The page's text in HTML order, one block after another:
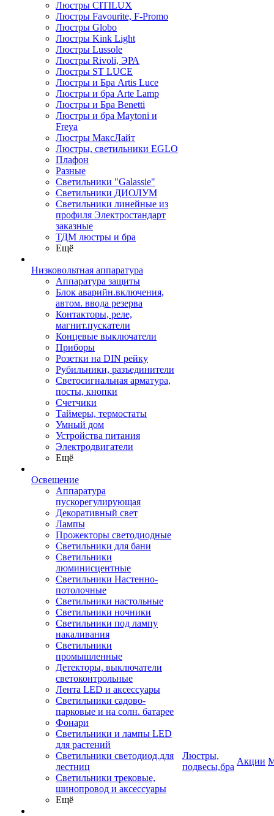
Люстры CITILUX
Люстры Favourite, F-Promo
Люстры Globo
Люстры Kink Light
Люстры Lussole
Люстры Rivoli, ЭРА
Люстры ST LUCE
Люстры и Бра Artis Luce
Люстры и бра Arte Lamp
Люстры и Бра Benetti
Люстры и бра Maytoni и
Freya
Люстры МаксЛайт
Люстры, светильники EGLO
Плафон
Разные
Светильники "Galassie"
Светильники ДИОЛУМ
Светильники линейные из
профиля Электростандарт
заказные
ТДМ люстры и бра
Ещё
Низковольтная аппаратура
Аппаратура защиты
Блок аварийн.включения,
автом. ввода резерва
Контакторы, реле,
магнит.пускатели
Концевые выключатели
Приборы
Розетки на DIN рейку
Рубильники, разъединители
Светосигнальная арматура,
посты, кнопки
Счетчики
Таймеры, термостаты
Умный дом
Устройства питания
Электродвигатели
Ещё
Освещение
Аппаратура
пускорегулирующая
Декоративный свет
Лампы
Прожекторы светодиодные
Светильники для бани
Светильники
люминисцентные
Светильники Настенно-
потолочные
Светильники настольные
Светильники ночники
Светильники под лампу
накаливания
Светильники
промышленные
Детекторы, выключатели
светоконтрольные
Лента LED и аксессуары
Светильники садово-
парковые и на солн. батарее
Фонари
Светильники и лампы LED
для растений
Светильники светодиод.для
лестниц
Светильники трековые,
шинопровод и аксессуары
Ещё
Люстры,
подвесы,бра
Акции